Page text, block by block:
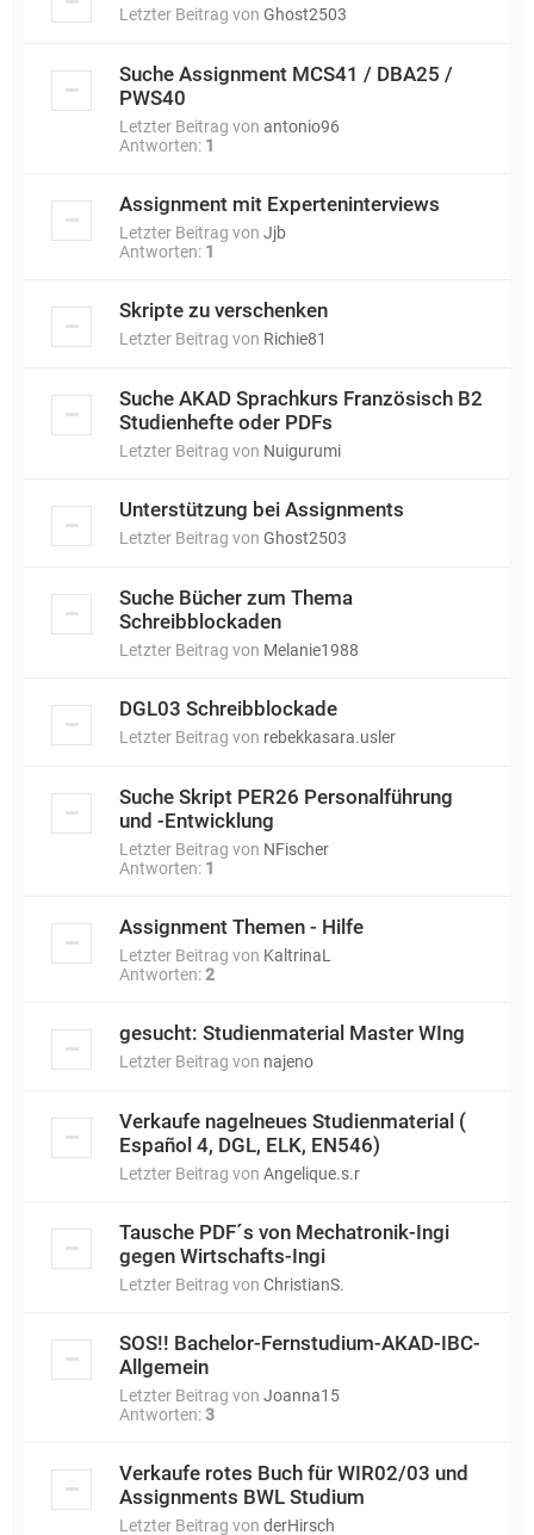
Letzter Beitrag von Ghost2503
Suche Assignment MCS41 / DBA25 /
PWS40
Letzter Beitrag von antonio96
Antworten: 1
Assignment mit Experteninterviews
Letzter Beitrag von Jjb
Antworten: 1
Skripte zu verschenken
Letzter Beitrag von Richie81
Suche AKAD Sprachkurs Französisch B2
Studienhefte oder PDFs
Letzter Beitrag von Nuigurumi
Unterstützung bei Assignments
Letzter Beitrag von Ghost2503
Suche Bücher zum Thema
Schreibblockaden
Letzter Beitrag von Melanie1988
DGL03 Schreibblockade
Letzter Beitrag von rebekkasara.usler
Suche Skript PER26 Personalführung
und -Entwicklung
Letzter Beitrag von NFischer
Antworten: 1
Assignment Themen - Hilfe
Letzter Beitrag von KaltrinaL
Antworten:2
gesucht: Studienmaterial Master WIng
Letzter Beitrag von najeno
Verkaufe nagelneues Studienmaterial (
Español 4, DGL, ELK, EN546)
Letzter Beitrag von Angelique.s.r
Tausche PDF´s von Mechatronik-Ingi
gegen Wirtschafts-Ingi
Letzter Beitrag von ChristianS.
SOS!! Bachelor-Fernstudium-AKAD-IBC-
Allgemein
Letzter Beitrag von Joanna15
Antworten:3
Verkaufe rotes Buch für WIR02/03 und
Assignments BWL Studium
Letzter Beitrag von derHirsch